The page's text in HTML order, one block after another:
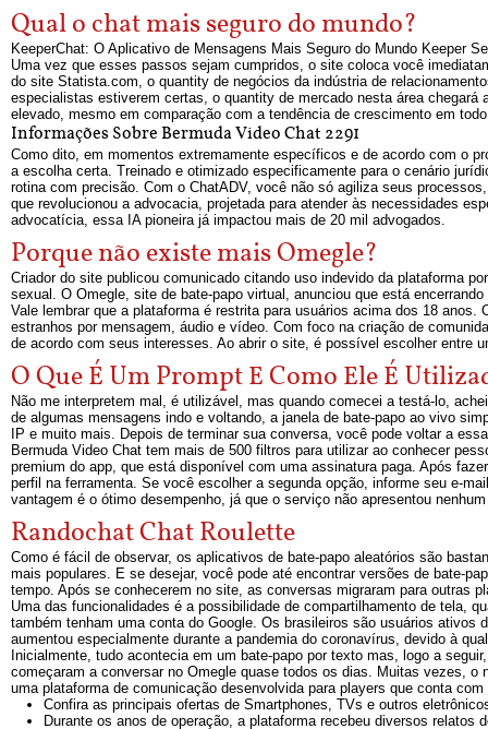
Qual o chat mais seguro do mundo?
KeeperChat: O Aplicativo de Mensagens Mais Seguro do Mundo Keeper
Uma vez que esses passos sejam cumpridos, o site coloca você
do site Statista.com, o quantity de negócios da indústria de
especialistas estiverem certas, o quantity de mercado nesta área
elevado, mesmo em comparação com a tendência de crescimento em
Informações Sobre Bermuda Video Chat 2291
Como dito, em momentos extremamente específicos e de acordo com o
a escolha certa. Treinado e otimizado especificamente para o cenário
rotina com precisão. Com o ChatADV, você não só agiliza seus
que revolucionou a advocacia, projetada para atender às necessidades
advocatícia, essa IA pioneira já impactou mais de 20 mil advogados.
Porque não existe mais Omegle?
Criador do site publicou comunicado citando uso indevido da plataforma
sexual. O Omegle, site de bate-papo virtual, anunciou que está
Vale lembrar que a plataforma é restrita para usuários acima dos 18
estranhos por mensagem, áudio e vídeo. Com foco na criação de
de acordo com seus interesses. Ao abrir o site, é possível escolher entre
O Que É Um Prompt E Como Ele É
Não me interpretem mal, é utilizável, mas quando comecei a testá-lo,
de algumas mensagens indo e voltando, a janela de bate-papo ao vivo
IP e muito mais. Depois de terminar sua conversa, você pode voltar a
Bermuda Video Chat tem mais de 500 filtros para utilizar ao conhecer
premium do app, que está disponível com uma assinatura paga. Após
perfil na ferramenta. Se você escolher a segunda opção, informe seu e-
vantagem é o ótimo desempenho, já que o serviço não apresentou
Randochat Chat Roulette
Como é fácil de observar, os aplicativos de bate-papo aleatórios são
mais populares. E se desejar, você pode até encontrar versões de bate-
tempo. Após se conhecerem no site, as conversas migraram para outras
Uma das funcionalidades é a possibilidade de compartilhamento de tela,
também tenham uma conta do Google. Os brasileiros são usuários
aumentou especialmente durante a pandemia do coronavírus, devido à
Inicialmente, tudo acontecia em um bate-papo por texto mas, logo a
começaram a conversar no Omegle quase todos os dias. Muitas vezes,
uma plataforma de comunicação desenvolvida para players que conta
Confira as principais ofertas de Smartphones, TVs e outros
Durante os anos de operação, a plataforma recebeu diversos relatos